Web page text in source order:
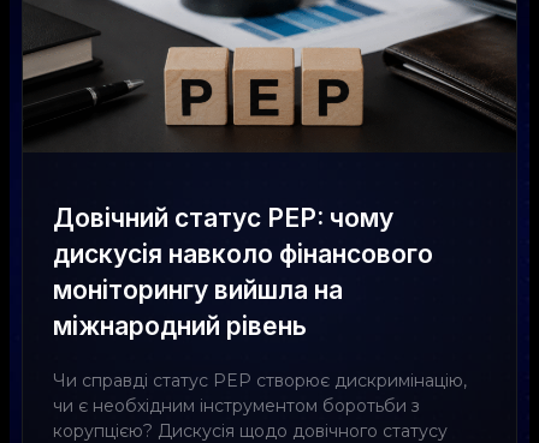
Довічний статус PEP: чому
дискусія навколо фінансового
моніторингу вийшла на
міжнародний рівень
Чи справді статус PEP створює дискримінацію,
чи є необхідним інструментом боротьби з
корупцією? Дискусія щодо довічного статусу